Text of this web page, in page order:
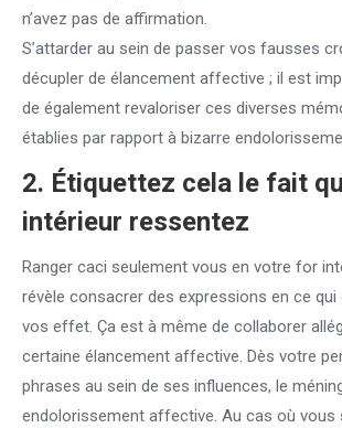
n’avez pas de affirmation.
S’attarder au sein de passer vos fausses
décupler de élancement affective ; il est
de également revaloriser ces diverses
établies par rapport à bizarre
2. Étiquettez cela le fait
intérieur ressentez
Ranger caci seulement vous en votre for
révèle consacrer des expressions en ce
vos effet. Ça est à même de collaborer
certaine élancement affective. Dès votre
phrases au sein de ses influences, le
endolorissement affective. Au cas où vous